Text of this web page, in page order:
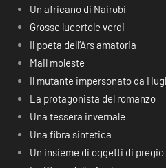
Un africano di Nairobi
Grosse lucertole verdi
Il poeta dell’Ars amatoria
Mail moleste
Il mutante impersonato da
La protagonista del romanzo
Una tessera invernale
Una fibra sintetica
Un insieme di oggetti di pregio